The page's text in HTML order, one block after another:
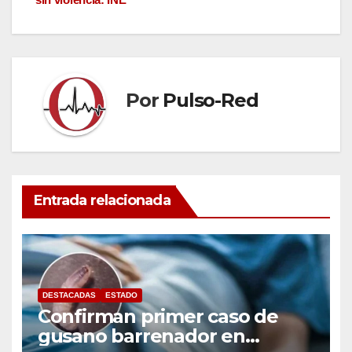
Por Pulso-Red
Entrada relacionada
DESTACADAS ESTADO
Confirman primer caso de
gusano barrenador en